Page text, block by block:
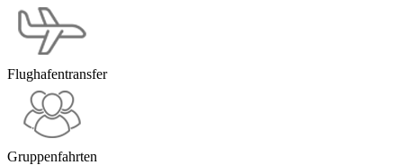
Flughafentransfer
Gruppenfahrten